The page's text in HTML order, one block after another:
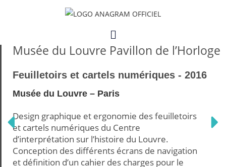
Musée du Louvre Pavillon de l’Horloge
Feuilletoirs et cartels numériques - 2016
Musée du Louvre – Paris
Design graphique et ergonomie des feuilletoirs
et cartels numériques du Centre
d’interprétation sur l’histoire du Louvre.
Conception des différents écrans de navigation
et définition d’un cahier des charges pour le